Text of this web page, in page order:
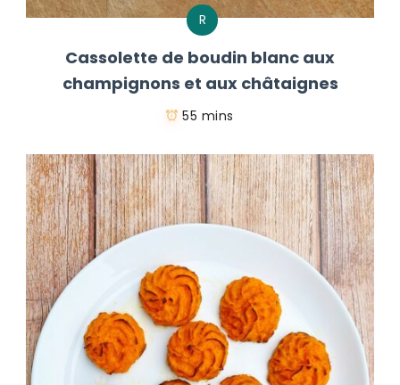
R
Cassolette de boudin blanc aux
champignons et aux châtaignes
55 mins